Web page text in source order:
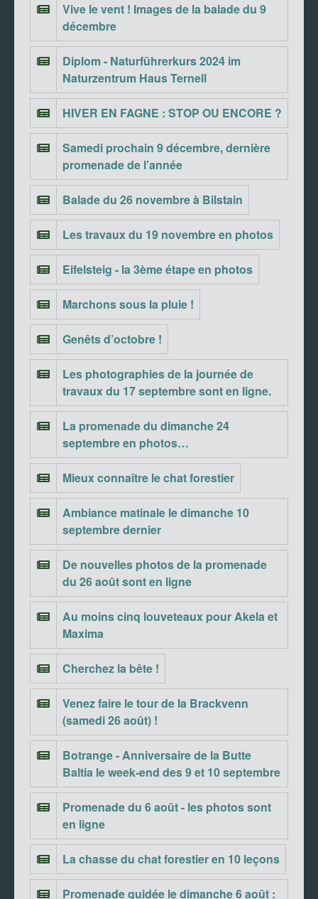
Vive le vent ! Images de la balade du 9
décembre
Diplom - Naturführerkurs 2024 im
Naturzentrum Haus Ternell
HIVER EN FAGNE : STOP OU ENCORE ?
Samedi prochain 9 décembre, dernière
promenade de l’année
Balade du 26 novembre à Bilstain
Les travaux du 19 novembre en photos
Eifelsteig - la 3ème étape en photos
Marchons sous la pluie !
Genêts d’octobre !
Les photographies de la journée de
travaux du 17 septembre sont en ligne.
La promenade du dimanche 24
septembre en photos…
Mieux connaître le chat forestier
Ambiance matinale le dimanche 10
septembre dernier
De nouvelles photos de la promenade
du 26 août sont en ligne
Au moins cinq louveteaux pour Akela et
Maxima
Cherchez la bête !
Venez faire le tour de la Brackvenn
(samedi 26 août) !
Botrange - Anniversaire de la Butte
Baltia le week-end des 9 et 10 septembre
Promenade du 6 août - les photos sont
en ligne
La chasse du chat forestier en 10 leçons
Promenade guidée le dimanche 6 août :